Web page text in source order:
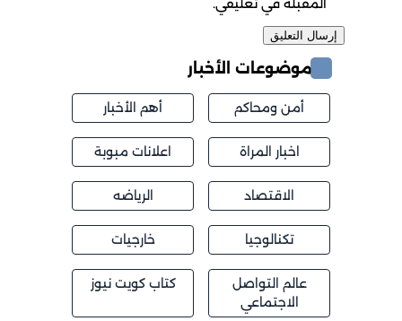
موضوعات الأخبار
أمن ومحاكم أهم الأخبار
اخبار المراة اعلانات مبوبة
الاقتصاد الرياضه
تكنالوجيا خارجيات
عالم التواصل
الاجتماعي
كتاب كويت نيوز